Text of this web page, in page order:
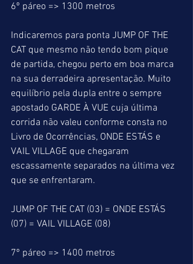
6º páreo => 1300 metros
Indicaremos para ponta JUMP OF THE
CAT que mesmo não tendo bom pique
de partida, chegou perto em boa marca
na sua derradeira apresentação. Muito
equilíbrio pela dupla entre o sempre
apostado GARDE À VUE cuja última
corrida não valeu conforme consta no
Livro de Ocorrências, ONDE ESTÁS e
VAIL VILLAGE que chegaram
escassamente separados na última vez
que se enfrentaram.
JUMP OF THE CAT (03) = ONDE ESTÁS
(07) = VAIL VILLAGE (08)
7º páreo => 1400 metros